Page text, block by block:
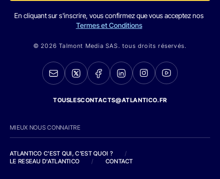
En cliquant sur s'inscrire, vous confirmez que vous acceptez nos
Termes et Conditions
© 2026 Talmont Media SAS. tous droits réservés.
TOUSLESCONTACTS@ATLANTICO.FR
MIEUX NOUS CONNAITRE
ATLANTICO C'EST QUI, C'EST QUOI ?
/
LE RESEAU D'ATLANTICO
/ CONTACT